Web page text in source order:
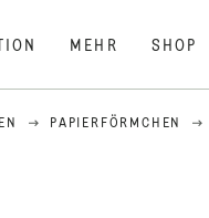
MEHR SHOP
PAPIERFÖRMCHEN